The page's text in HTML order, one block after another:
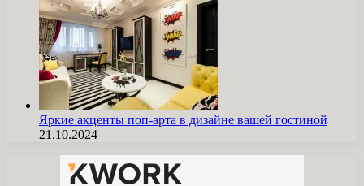
Яркие акценты поп-арта в дизайне вашей гостиной
21.10.2024